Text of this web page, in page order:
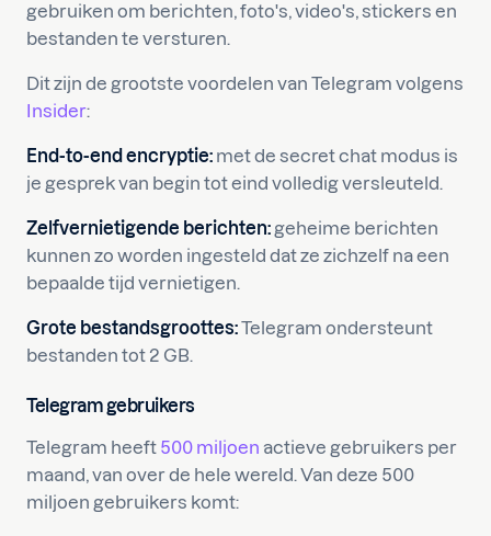
gebruiken om berichten, foto's, video's, stickers en
bestanden te versturen.
Dit zijn de grootste voordelen van Telegram volgens
Insider:
End-to-end encryptie: met de secret chat modus is
je gesprek van begin tot eind volledig versleuteld.
Zelfvernietigende berichten: geheime berichten
kunnen zo worden ingesteld dat ze zichzelf na een
bepaalde tijd vernietigen.
Grote bestandsgroottes:Telegram ondersteunt
bestanden tot 2 GB.
Telegram gebruikers
Telegram heeft 500 miljoen actieve gebruikers per
maand, van over de hele wereld. Van deze 500
miljoen gebruikers komt: